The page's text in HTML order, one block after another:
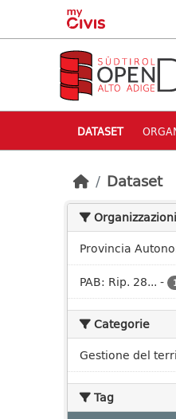
Skip to main content
DATASET
Dataset
Organizzazioni
Provincia
PAB: Rip. 28... -
Categorie
Gestione del
Tag